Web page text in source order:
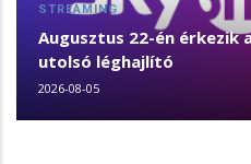
STREAMING
Augusztus 22-én érkezik
utolsó léghajlító
2026-08-05